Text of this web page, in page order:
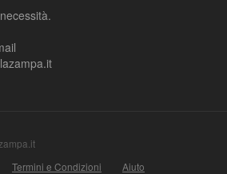
Termini e Condizioni
Aiuto